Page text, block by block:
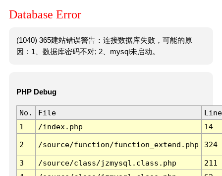
Database Error
(1040) 365建站错误警告：连接数据库失败，可能的原
因：1、数据库密码不对; 2、mysql未启动。
PHP Debug
No. File
Line
1
/index.php 14
2 /source/function/function_extend.php 324
3 /source/class/jzmysql.class.php
211